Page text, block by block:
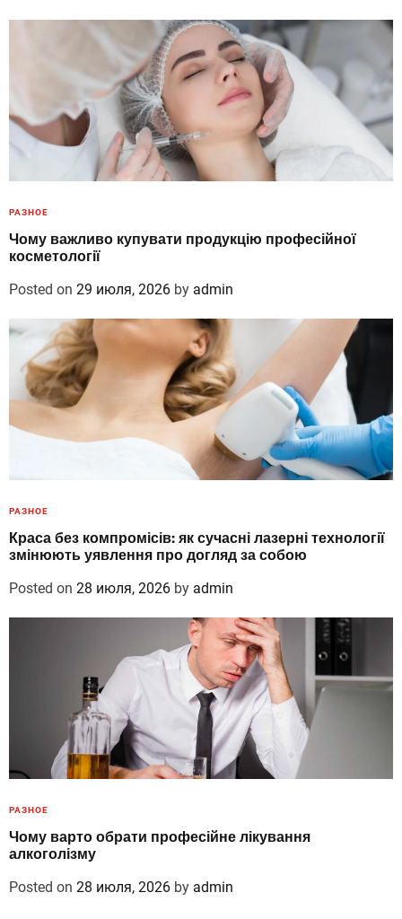
РАЗНОЕ
Чому важливо купувати продукцію професійної
косметології
Posted on 29 июля, 2026 by admin
РАЗНОЕ
Краса без компромісів: як сучасні лазерні технології
змінюють уявлення про догляд за собою
Posted on 28 июля, 2026 by admin
РАЗНОЕ
Чому варто обрати професійне лікування
алкоголізму
Posted on 28 июля, 2026 by admin